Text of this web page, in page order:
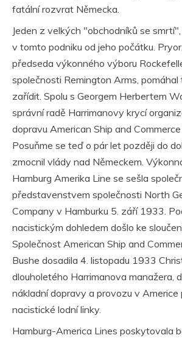
fatální rozvrat Německa.
Jeden z velkých "obchodníků se
v tomto podniku od jeho počátku.
předseda výkonného výboru
společnosti Remington Arms,
zařídit. Spolu s Georgem Herbertem
správní radě Harrimanovy krycí
dopravu American Ship and
Posuňme se teď o pár let později do
zmocnil vlády nad Německem.
Hamburg Amerika Line se sešla
představenstvem společnosti North
Company v Hamburku 5. září 1933.
nacistickým dohledem došlo ke
Společnost American Ship and
Bushe dosadila 4. listopadu 1933
dlouholetého Harrimanova manažera,
nákladní dopravy a provozu v Americe
nacistické lodní linky.
Hamburg-America Lines poskytovala